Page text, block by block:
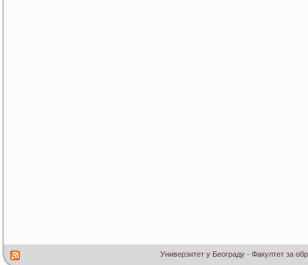
Универзитет у Београду - Факултет за